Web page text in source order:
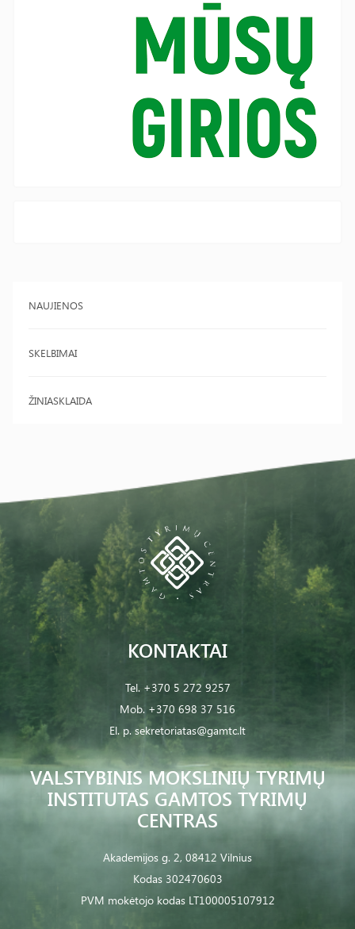
NAUJIENOS
SKELBIMAI
ŽINIASKLAIDA
VALSTYBINIS MOKSLINIŲ TYRIMŲ
INSTITUTAS GAMTOS TYRIMŲ
CENTRAS
Akademijos g. 2, 08412 Vilnius
Kodas 302470603
PVM mokėtojo kodas LT100005107912
KONTAKTAI
Tel. +370 5 272 9257
Mob. +370 698 37 516
El. p. sekretoriatas@gamtc.lt